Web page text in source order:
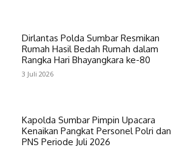
Dirlantas Polda Sumbar Resmikan
Rumah Hasil Bedah Rumah dalam
Rangka Hari Bhayangkara ke-80
3 Juli 2026
Kapolda Sumbar Pimpin Upacara
Kenaikan Pangkat Personel Polri dan
PNS Periode Juli 2026